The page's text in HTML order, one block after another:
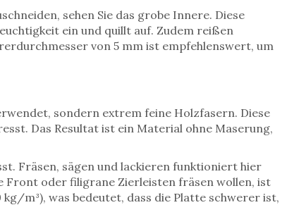
sehen Sie das grobe Innere. Diese
ein und quillt auf. Zudem reißen
von 5 mm ist empfehlenswert, um
sondern extrem feine Holzfasern. Diese
Das Resultat ist ein Material ohne Maserung,
Fräsen, sägen und lackieren funktioniert hier
Front oder filigrane Zierleisten fräsen wollen, ist
m³), was bedeutet, dass die Platte schwerer ist,